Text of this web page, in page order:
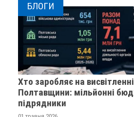
БЛОГИ
Хто заробляє на
Полтавщини: мільйонні
підрядники